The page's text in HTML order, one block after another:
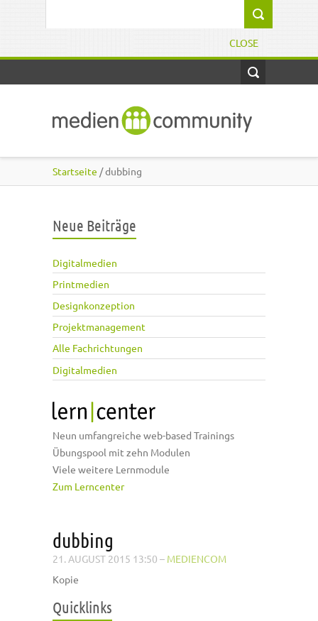
CLOSE
Startseite / dubbing
Neue Beiträge
Digitalmedien
Printmedien
Designkonzeption
Projektmanagement
Alle Fachrichtungen
Digitalmedien
Neun umfangreiche web-based Trainings
Übungspool mit zehn Modulen
Viele weitere Lernmodule
Zum Lerncenter
dubbing
21. AUGUST 2015 13:50 – MEDIENCOM
Kopie
Quicklinks